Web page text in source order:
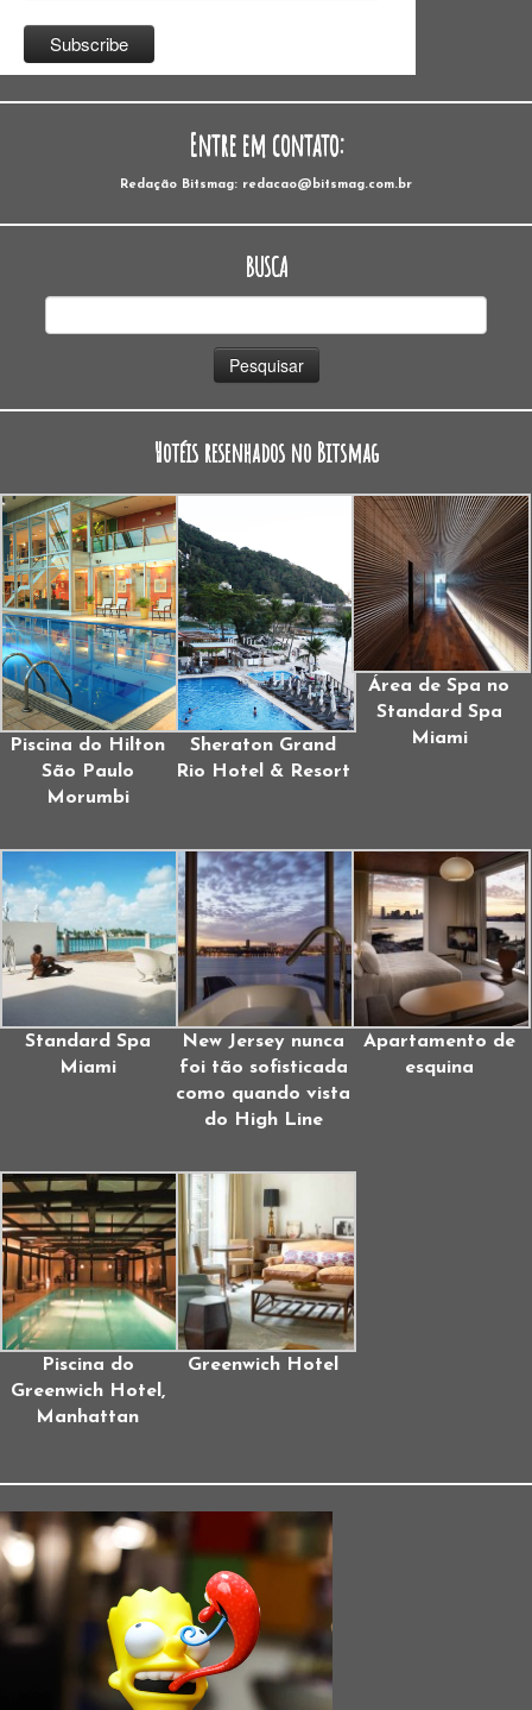
Entre em contato:
Redação Bitsmag: redacao@bitsmag.com.br
BUSCA
Hotéis resenhados no Bitsmag
Piscina do Hilton
São Paulo
Morumbi
Sheraton Grand
Rio Hotel & Resort
Área de Spa no
Standard Spa
Miami
Standard Spa
Miami
New Jersey nunca
foi tão sofisticada
como quando vista
do High Line
Apartamento de
esquina
Piscina do
Greenwich Hotel,
Manhattan
Greenwich Hotel